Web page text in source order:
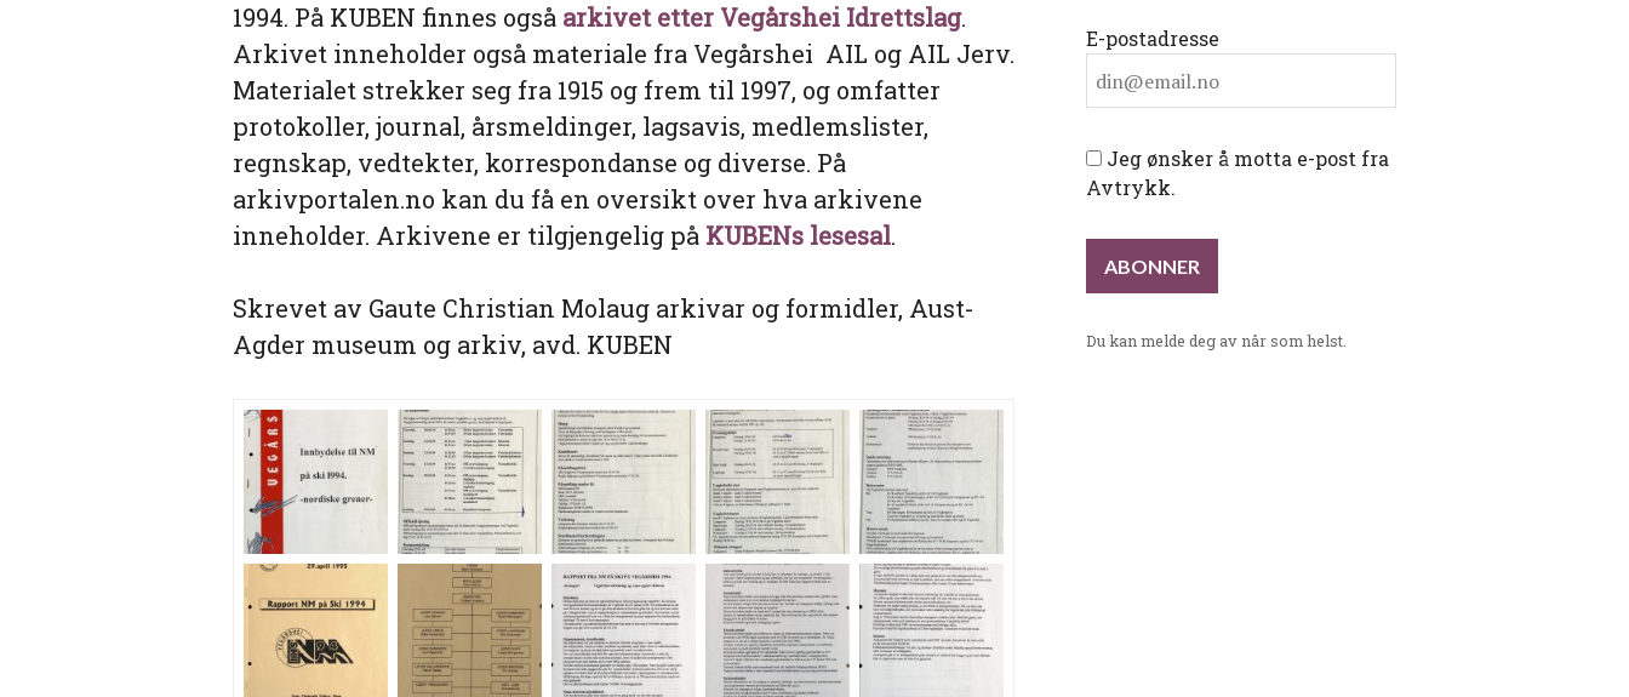
1994. På KUBEN finnes også arkivet etter Vegårshei Idrettslag.
Arkivet inneholder også materiale fra Vegårshei AIL og AIL Jerv.
Materialet strekker seg fra 1915 og frem til 1997, og omfatter
protokoller, journal, årsmeldinger, lagsavis, medlemslister,
regnskap, vedtekter, korrespondanse og diverse. På
arkivportalen.no kan du få en oversikt over hva arkivene
inneholder. Arkivene er tilgjengelig på KUBENs lesesal.
Skrevet av Gaute Christian Molaug arkivar og formidler, Aust-
Agder museum og arkiv, avd. KUBEN
E-postadresse
Jeg ønsker å motta e-post fra
Avtrykk.
Du kan melde deg av når som helst.